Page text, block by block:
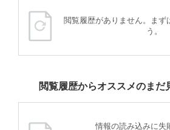
閲覧履歴がありません。まず
う。
閲覧履歴からオススメのまだ
情報の読み込みに失